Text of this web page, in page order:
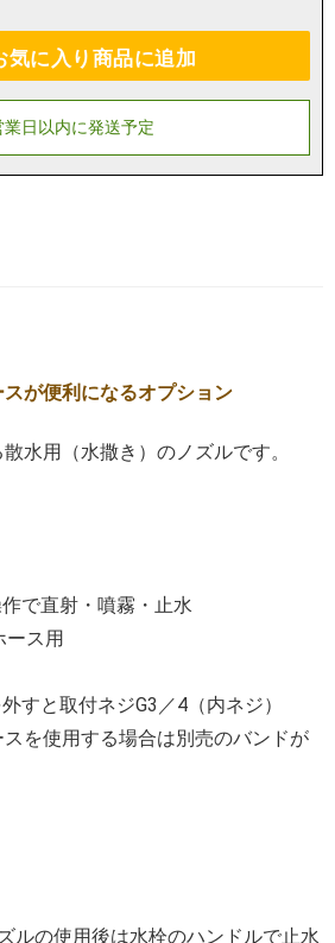
気に入り商品に追加
が便利になるオプション
水用（水撒き）のノズルです。
で直射・噴霧・止水
ス用
すと取付ネジG3／4（内ネジ）
を使用する場合は別売のバンドが
ルの使用後は水栓のハンドルで止水